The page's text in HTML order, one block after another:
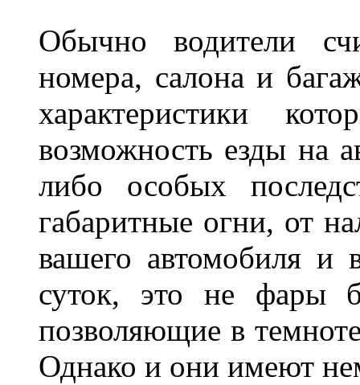
Обычно водители
номера, салона и
характеристики
возможность езды на
либо особых
габаритные огни, от
вашего автомобиля и
суток, это не фары
позволяющие в
Однако и они имеют